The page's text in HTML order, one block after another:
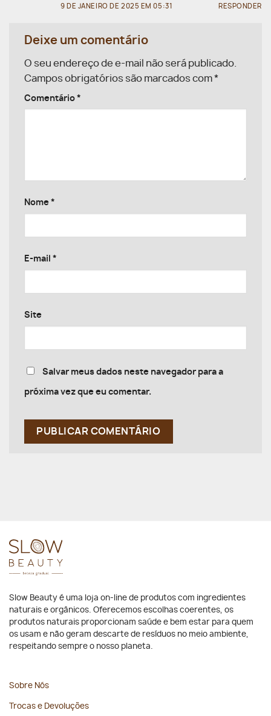
9 DE JANEIRO DE 2025 EM 05:31 RESPONDER
Deixe um comentário
O seu endereço de e-mail não será publicado.
Campos obrigatórios são marcados com*
Comentário *
Nome *
E-mail *
Site
Salvar meus dados neste navegador para a
próxima vez que eu comentar.
Slow Beauty é uma loja on-line de produtos com ingredientes
naturais e orgânicos. Oferecemos escolhas coerentes, os
produtos naturais proporcionam saúde e bem estar para quem
os usam e não geram descarte de resíduos no meio ambiente,
respeitando sempre o nosso planeta.
Sobre Nós
Trocas e Devoluções